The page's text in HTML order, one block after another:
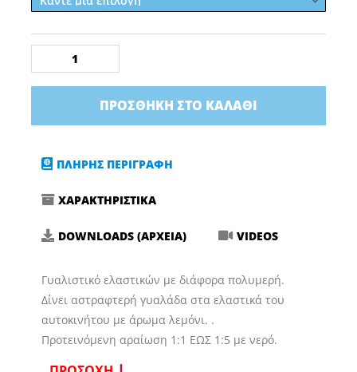
Tyre
Shiner
ποσότητα
ΠΡΟΣΘΉΚΗ ΣΤΟ ΚΑΛΆΘΙ
ΠΛΗΡΗΣ ΠΕΡΙΓΡΑΦΗ
ΧΑΡΑΚΤΗΡΙΣΤΙΚΑ
DOWNLOADS (ΑΡΧΕΙΑ) VIDEOS
Γυαλιστικό ελαστικών με διάφορα πολυμερή.
Δίνει αστραφτερή γυαλάδα στα ελαστικά του
αυτοκινήτου με άρωμα λεμόνι. .
Προτεινόμενη αραίωση 1:1 ΕΩΣ 1:5 με νερό.